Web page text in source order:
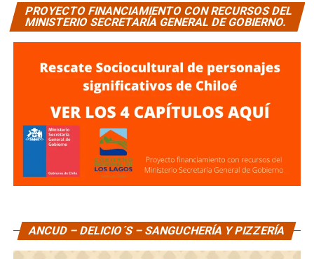
PROYECTO FINANCIAMIENTO CON RECURSOS DEL
MINISTERIO SECRETARÍA GENERAL DE GOBIERNO.
ANCUD – DELICIO´S – SANGUCHERÍA Y PIZZERÍA